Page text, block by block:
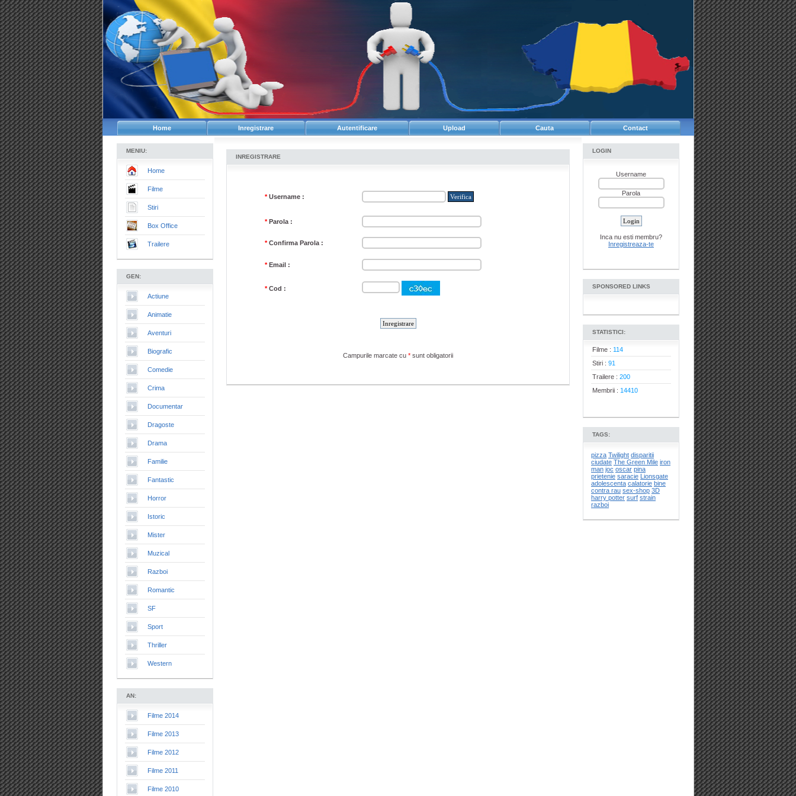
Home Inregistrare Autentificare Upload Cauta Contact
MENIU:
Home
Filme
Stiri
Box Office
Trailere
GEN:
Actiune
Animatie
Aventuri
Biografic
Comedie
Crima
Documentar
Dragoste
Drama
Familie
Fantastic
Horror
Istoric
Mister
Muzical
Razboi
Romantic
SF
Sport
Thriller
Western
AN:
Filme 2014
Filme 2013
Filme 2012
Filme 2011
Filme 2010
INREGISTRARE
*Username :
*Parola :
*Confirma Parola :
*Email :
*Cod :
Campurile marcate cu * sunt obligatorii
LOGIN
Username
Parola
Inca nu esti membru?
Inregistreaza-te
SPONSORED LINKS
STATISTICI:
Filme : 114
Stiri : 91
Trailere : 200
Membrii : 14410
TAGS:
pizza Twilight disparitii
ciudate The Green Mile iron
man joc oscar pina
prietenie saracie Lionsgate
adolescenta calatorie bine
contra rau sex-shop 3D
harry potter surf strain
razboi